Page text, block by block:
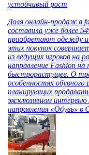
устойчивый рост
Доля онлайн-продаж в
составила уже более
приобретают одежду и
этих покупок
из ведущих игроков на
направление Fashion
быстрорастущее. О
особенностях обувного
планирующих
эксклюзивном
направления «Обувь» в